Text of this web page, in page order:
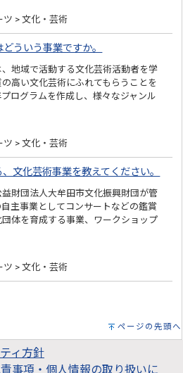
> 文化・芸術
ういう事業ですか。
地域で活動する文化芸術活動者を学
高い文化芸術にふれてもらうことを
ログラムを作成し、様々なジャンル
> 文化・芸術
文化芸術事業を教えてください。
財団法人大牟田市文化振興財団が管
主事業としてコンサートなどの鑑賞
体を育成する事業、ワークショップ
> 文化・芸術
ページの先頭へ
ィ方針
事項・個人情報の取り扱いに